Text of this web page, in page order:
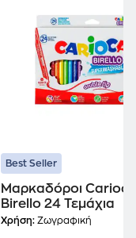
Best Seller
Μαρκαδόροι
Birello 24 Τεμάχια
Χρήση: Ζωγραφική